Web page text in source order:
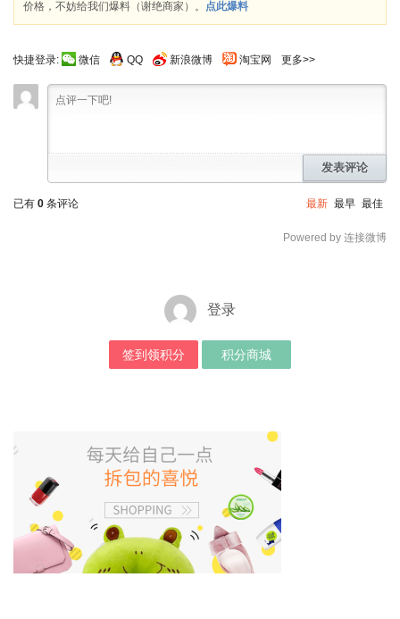
价格，不妨给我们爆料（谢绝商家）。 点此爆料
快捷登录: 微信 QQ 新浪微博 淘宝网 更多>>
发表评论
已有 0 条评论 最新 最早 最佳
Powered by 连接微博
登录
签到领积分 积分商城